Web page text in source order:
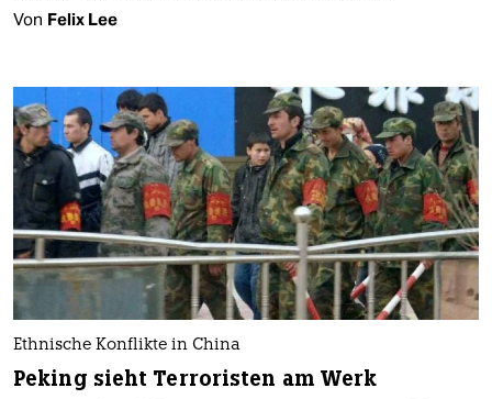
Von Felix Lee
Ethnische Konflikte in China
Peking sieht Terroristen am Werk